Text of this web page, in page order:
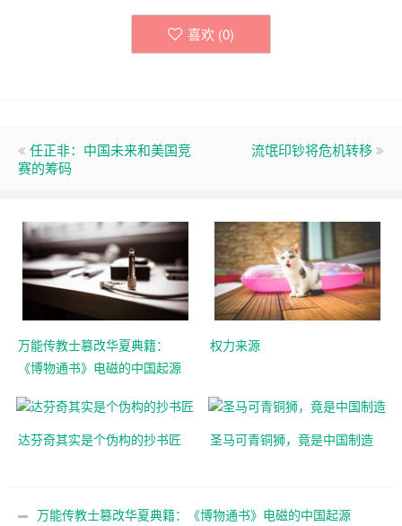
喜欢 (0)
任正非：中国未来和美国竞
赛的筹码
流氓印钞将危机转移
万能传教士篡改华夏典籍：
《博物通书》电磁的中国起源
权力来源
达芬奇其实是个伪构的抄书匠 圣马可青铜狮，竟是中国制造
万能传教士篡改华夏典籍：《博物通书》电磁的中国起源